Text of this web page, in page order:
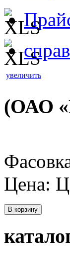
увеличить
(ОАО
Цена:
В корзину